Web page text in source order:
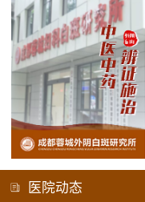
医院动态